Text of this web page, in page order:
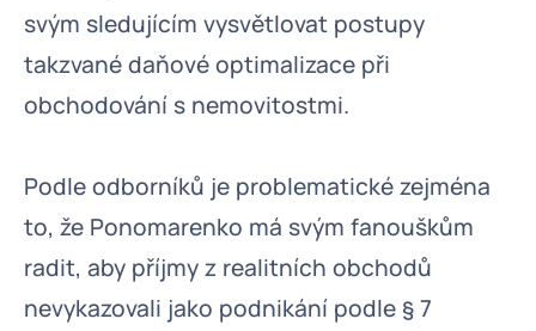
svým sledujícím vysvětlovat postupy
takzvané daňové optimalizace při
obchodování s nemovitostmi.
Podle odborníků je problematické zejména
to, že Ponomarenko má svým fanouškům
radit, aby příjmy z realitních obchodů
nevykazovali jako podnikání podle § 7